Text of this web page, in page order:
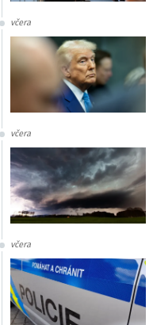
včera
včera
včera